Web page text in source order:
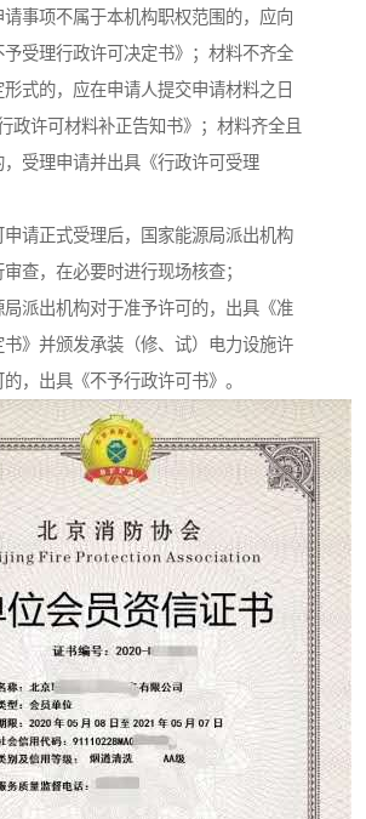
事项不属于本机构职权范围的，应向
予受理行政许可决定书》；材料不齐全
式的，应在申请人提交申请材料之日
政许可材料补正告知书》；材料齐全且
受理申请并出具《行政许可受理
申请正式受理后，国家能源局派出机构
查，在必要时进行现场核查；
局派出机构对于准予许可的，出具《准
》并颁发承装（修、试）电力设施许
，出具《不予行政许可书》。